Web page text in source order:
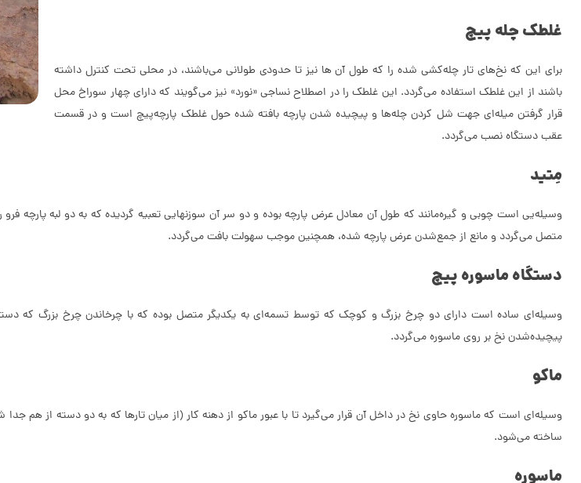
غلطک چله پیچ
برای این که نخ‌های تار چله‌کشی شده را که طول آن ها نیز تا حدودی طولانی می‌باشند، در محلی تحت کنترل داشته
باشند از این غلطک استفاده می‌گردد. این غلطک را در اصطلاح نساجی «نورد» نیز می‌گویند که دارای چهار سوراخ محل
قرار گرفتن میله‌ای جهت شل کردن چله‌ها و پیچیده شدن پارچه بافته شده حول غلطک پارچه‌پیچ است و در قسمت
عقب دستگاه نصب می‌گردد.
مِتید
وسیله‌یی است چوبی و گیره‌مانند که طول آن معادل عرض پارچه بوده و دو سر آن سوزنها‌یی تعبیه گردیده که به دو لبه پارچه
متصل می‌گردد و مانع از جمع‌شدن عرض پارچه شده، همچنین موجب سهولت بافت می‌گردد.
دستگاه ماسوره پیچ
وسیله‌ای ساده است دارای دو چرخ بزرگ و کوچک که توسط تسمه‌ای به یکدیگر متصل بوده که با چرخاندن چرخ بزرگ که
پیچیده‌شدن نخ بر روی ماسوره می‌گردد.
ماکو
وسیله‌ای است که ماسوره حاوی نخ در داخل آن قرار می‌گیرد تا با عبور ماکو از دهنه کار (از میان تارها که به دو دسته از
ساخته می‌شود.
ماسوره